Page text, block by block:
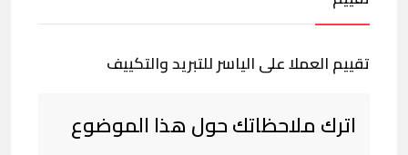
تقييم العملا على الياسر للتبريد والتكييف
اترك ملاحظاتك حول هذا الموضوع